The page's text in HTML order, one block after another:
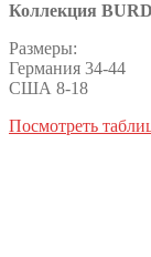
Коллекция
Размеры:
Германия 34-44
США 8-18
Посмотреть